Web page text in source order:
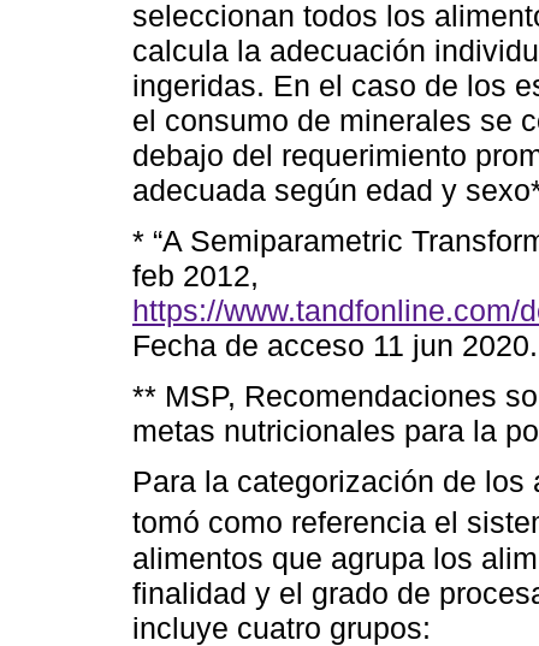
seleccionan todos los
calcula la adecuación
ingeridas. En el caso de los
el consumo de minerales se
debajo del requerimiento
adecuada según edad y
* “A Semiparametric
feb 2012,
https://www.tandfonline.com/
Fecha de acceso 11 jun 2020.
** MSP, Recomendaciones
metas nutricionales para la
Para la categorización de
tomó como referencia el
alimentos que agrupa los
finalidad y el grado de
incluye cuatro grupos: